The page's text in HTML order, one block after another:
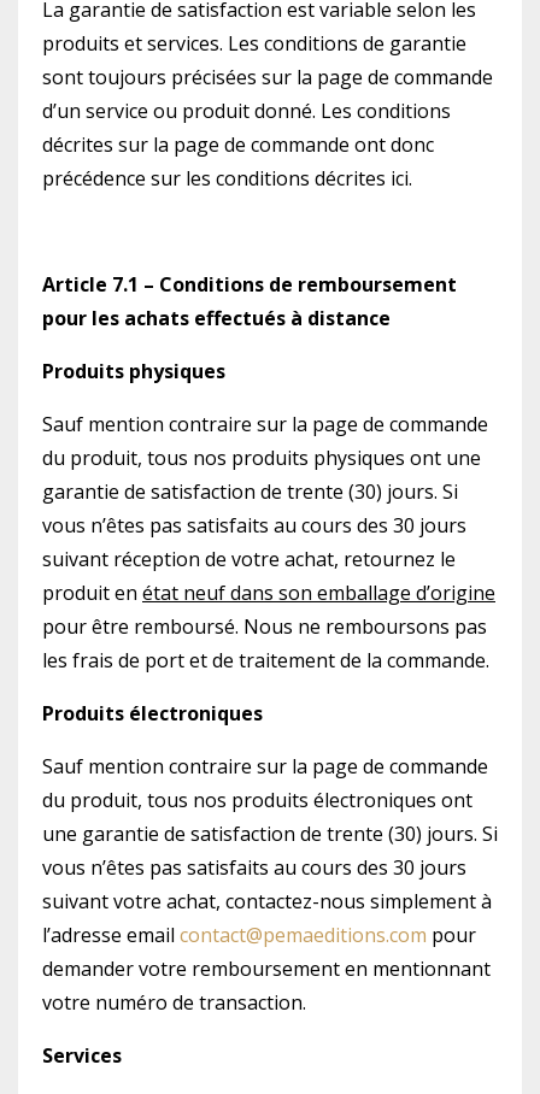
La garantie de satisfaction est variable selon les
produits et services. Les conditions de garantie
sont toujours précisées sur la page de commande
d’un service ou produit donné. Les conditions
décrites sur la page de commande ont donc
précédence sur les conditions décrites ici.
Article 7.1 – Conditions de remboursement
pour les achats effectués à distance
Produits physiques
Sauf mention contraire sur la page de commande
du produit, tous nos produits physiques ont une
garantie de satisfaction de trente (30) jours. Si
vous n’êtes pas satisfaits au cours des 30 jours
suivant réception de votre achat, retournez le
produit en état neuf dans son emballage d’origine
pour être remboursé. Nous ne remboursons pas
les frais de port et de traitement de la commande.
Produits électroniques
Sauf mention contraire sur la page de commande
du produit, tous nos produits électroniques ont
une garantie de satisfaction de trente (30) jours. Si
vous n’êtes pas satisfaits au cours des 30 jours
suivant votre achat, contactez-nous simplement à
l’adresse email contact@pemaeditions.com pour
demander votre remboursement en mentionnant
votre numéro de transaction.
Services